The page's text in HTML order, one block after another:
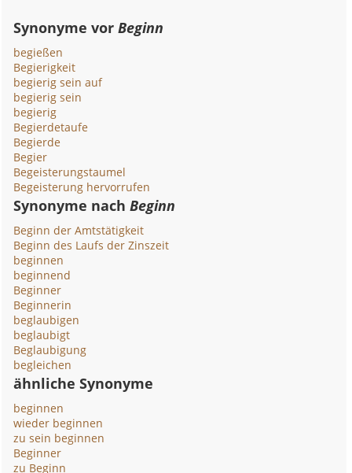
Synonyme vorBeginn
begießen
Begierigkeit
begierig sein auf
begierig sein
begierig
Begierdetaufe
Begierde
Begier
Begeisterungstaumel
Begeisterung hervorrufen
Synonyme nachBeginn
Beginn der Amtstätigkeit
Beginn des Laufs der Zinszeit
beginnen
beginnend
Beginner
Beginnerin
beglaubigen
beglaubigt
Beglaubigung
begleichen
ähnliche Synonyme
beginnen
wieder beginnen
zu sein beginnen
Beginner
zu Beginn